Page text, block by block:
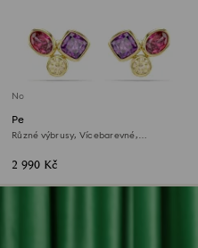
Novinka
Peckové náušnice Imber
Různé výbrusy, Vícebarevné,
2 990 Kč